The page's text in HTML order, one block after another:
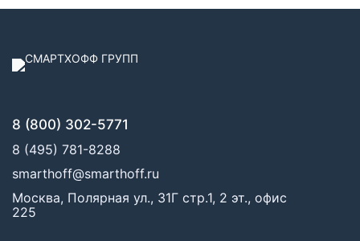
8 (800) 302-5771
8 (495) 781-8288
smarthoff@smarthoff.ru
Москва, Полярная ул., 31Г стр.1, 2 эт., офис
225